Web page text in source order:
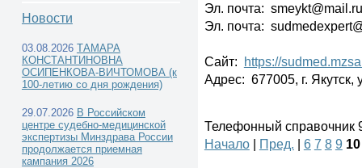
Государственные судебно-
медицинские экспертные учреждения -
Новости
03.08.2026 ТАМАРА
КОНСТАНТИНОВНА
ОСИПЕНКОВА-ВИЧТОМОВА (к
100-летию со дня рождения)
29.07.2026 В Российском
центре судебно-медицинской
экспертизы Минздрава России
продолжается приемная
кампания 2026
Эл. почта: smeykt@mail.ru
Эл. почта:
Сайт:
https://
Адрес: 677005, г. Якутск,
Телефонный справочник
Начало| Пред. | 6 7 8 9 10